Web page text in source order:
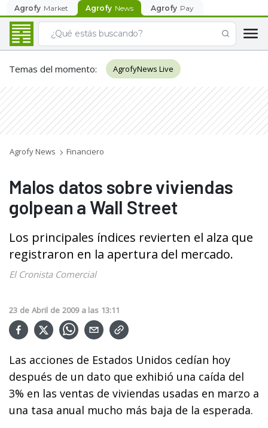
Agrofy Market Agrofy News Agrofy Pay
Temas del momento: AgrofyNews Live
Agrofy News Financiero
Malos datos sobre viviendas
golpean a Wall Street
Los principales índices revierten el alza que
registraron en la apertura del mercado.
El Cronista Comercial
23 de Abril de 2009 a las 13:11
Las acciones de Estados Unidos cedían hoy
después de un dato que exhibió una caída del
3% en las ventas de viviendas usadas en marzo a
una tasa anual mucho más baja de la esperada.